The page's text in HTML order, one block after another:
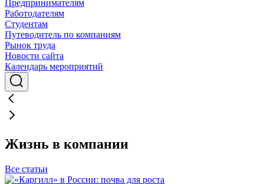
Предпринимателям
Работодателям
Студентам
Путеводитель по компаниям
Рынок труда
Новости сайта
Календарь мероприятий
Жизнь в компании
Все статьи